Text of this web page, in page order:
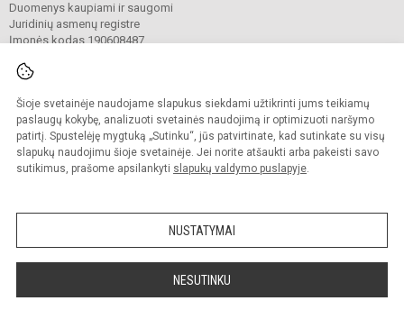
Šioje svetainėje naudojame slapukus siekdami užtikrinti jums teikiamų
paslaugų kokybę, analizuoti svetainės naudojimą ir optimizuoti naršymo
patirtį. Spustelėję mygtuką „Sutinku“, jūs patvirtinate, kad sutinkate su visų
slapukų naudojimu šioje svetainėje. Jei norite atšaukti arba pakeisti savo
sutikimus, prašome apsilankyti slapukų valdymo puslapyje.
NUSTATYMAI
NESUTINKU
Duomenys kaupiami ir saugomi
Juridinių asmenų registre
Įmonės kodas 190608487
© 2024.Lazdijų Motiejaus Gustaičio gimnazija. Visos teisės saugomos.
Kopijuoti turinį be raštiško įstaigos administracijos sutikimo griežtai draudžiama.
Prieinamumo paraiška Slapukų valdymas
Sumanus būdas atnaujinti